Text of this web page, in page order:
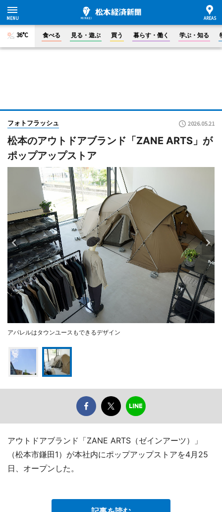
36°C 食べる 見る・遊ぶ 買う 暮らす・働く 学ぶ・知る
フォトフラッシュ 2026.05.21
松本のアウトドアブランド「ZANE ARTS」が
ポップアップストア
アパレルはタウンユースもできるデザイン
アウトドアブランド「ZANE ARTS（ゼインアーツ）」
（松本市鎌田1）が本社内にポップアップストアを4月25
日、オープンした。